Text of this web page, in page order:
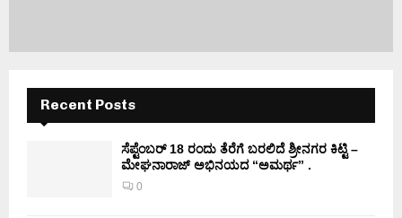
Recent Posts
ಸೆಪ್ಟೆಂಬರ್ 18 ರಂದು ತೆರೆಗೆ ಬರಲಿದೆ ಶ್ರೀನಗರ ಕಿಟ್ಟಿ –
ಮೇಘನಾರಾಜ್ ಅಭಿನಯದ “ಅಮರ್ಥ” .
0